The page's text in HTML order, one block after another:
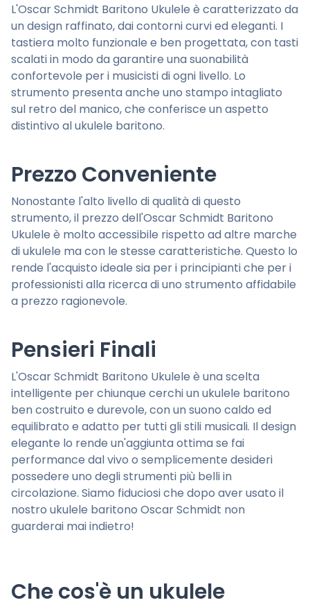
L'Oscar Schmidt Baritono Ukulele è caratterizzato da
un design raffinato, dai contorni curvi ed eleganti. I
tastiera molto funzionale e ben progettata, con tasti
scalati in modo da garantire una suonabilità
confortevole per i musicisti di ogni livello. Lo
strumento presenta anche uno stampo intagliato
sul retro del manico, che conferisce un aspetto
distintivo al ukulele baritono.
Prezzo Conveniente
Nonostante l'alto livello di qualità di questo
strumento, il prezzo dell'Oscar Schmidt Baritono
Ukulele è molto accessibile rispetto ad altre marche
di ukulele ma con le stesse caratteristiche. Questo lo
rende l'acquisto ideale sia per i principianti che per i
professionisti alla ricerca di uno strumento affidabile
a prezzo ragionevole.
Pensieri Finali
L'Oscar Schmidt Baritono Ukulele è una scelta
intelligente per chiunque cerchi un ukulele baritono
ben costruito e durevole, con un suono caldo ed
equilibrato e adatto per tutti gli stili musicali. Il design
elegante lo rende un'aggiunta ottima se fai
performance dal vivo o semplicemente desideri
possedere uno degli strumenti più belli in
circolazione. Siamo fiduciosi che dopo aver usato il
nostro ukulele baritono Oscar Schmidt non
guarderai mai indietro!
Che cos'è un ukulele